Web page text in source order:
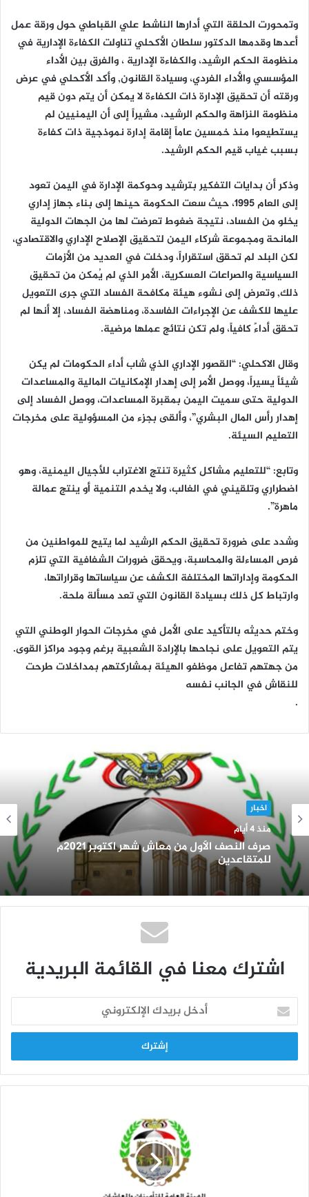
وتمحورت الحلقة التي أدارها الناشط علي القباطي حول ورقة عمل
أعدها وقدمها الدكتور سلطان الأكحلي تناولت الكفاءة الإدارية في
منظومة الحكم الرشيد، والكفاءة الإدارية ، والفرق بين الأداء
المؤسسي والأداء الفردي، وسيادة القانون, وأكد الأكحلي في عرض
ورقته أن تحقيق الإدارة ذات الكفاءة لا يمكن أن يتم دون قيم
منظومة النزاهة والحكم الرشيد، مشيراً إلى أن اليمنيين لم
يستطيعوا منذ خمسين عاماً إقامة إدارة نموذجية ذات كفاءة
بسبب غياب قيم الحكم الرشيد.
وذكر أن بدايات التفكير بترشيد وحوكمة الإدارة في اليمن تعود
إلى العام 1995، حيث سعت الحكومة حينها إلى بناء جهاز إداري
يخلو من الفساد، نتيجة ضغوط تعرضت لها من الجهات الدولية
المانحة ومجموعة شركاء اليمن لتحقيق الإصلاح الإداري والاقتصادي،
لكن البلد لم تحقق استقراراً، ودخلت في العديد من الأزمات
السياسية والصراعات العسكرية، الأمر الذي لم يُمكن من تحقيق
ذلك, وتعرض إلى نشوء هيئة مكافحة الفساد التي جرى التعويل
عليها للكشف عن الإجراءات الفاسدة، ومناهضة الفساد، إلا أنها لم
تحقق أداءً كافياً، ولم تكن نتائج عملها مرضية.
وقال الاكحلي: “القصور الإداري الذي شاب أداء الحكومات لم يكن
شيئاً يسيراً، ووصل الأمر إلى إهدار الإمكانيات المالية والمساعدات
الدولية حتى سميت اليمن بمقبرة المساعدات، ووصل الفساد إلى
إهدار رأس المال البشري”، وألقى بجزء من المسؤولية على مخرجات
التعليم السيئة.
وتابع: “للتعليم مشاكل كثيرة تنتج الاغتراب للأجيال اليمنية، وهو
اضطراري وتلقيني في الغالب، ولا يخدم التنمية أو ينتج عمالة
ماهرة”.
وشدد على ضرورة تحقيق الحكم الرشيد لما يتيح للمواطنين من
فرص المساءلة والمحاسبة، ويحقق ضرورات الشفافية التي تلزم
الحكومة وإداراتها المختلفة الكشف عن سياساتها وقراراتها،
وارتباط كل ذلك بسيادة القانون التي تعد مسألة ملحة.
وختم حديثه بالتأكيد على الأمل في مخرجات الحوار الوطني التي
يتم التعويل على نجاحها بالإرادة الشعبية برغم وجود مراكز القوى.
من جهتهم تفاعل موظفو الهيئة بمشاركتهم بمداخلات طرحت
للنقاش في الجانب نفسه
.
اخبار
منذ 4 أيام
صرف النصف الأول من معاش شهر اكتوبر 2021م
للمتقاعدين
اشترك معنا في القائمة البريدية
خ
ب
ر
ي